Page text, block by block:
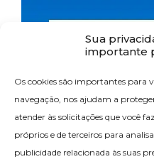
Sua
importante
Os cookies são importantes para
navegação, nos ajudam a
atender às solicitações que você
próprios e de terceiros para
publicidade relacionada às suas